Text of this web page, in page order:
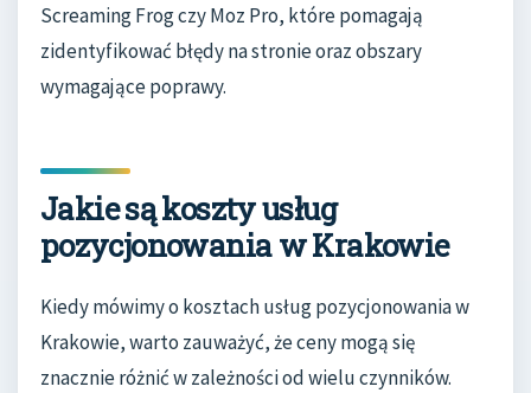
Screaming Frog czy Moz Pro, które pomagają
zidentyfikować błędy na stronie oraz obszary
wymagające poprawy.
Jakie są koszty usług
pozycjonowania w Krakowie
Kiedy mówimy o kosztach usług pozycjonowania w
Krakowie, warto zauważyć, że ceny mogą się
znacznie różnić w zależności od wielu czynników.